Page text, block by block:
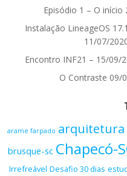
Episódio 1 – O início
Instalação LineageOS
11/07/
Encontro INF21 – 15/09/
O Contraste 09/
arame farpado arquitetura
brusque-sc Chapecó-
Irrefreável Desafio 30 dias